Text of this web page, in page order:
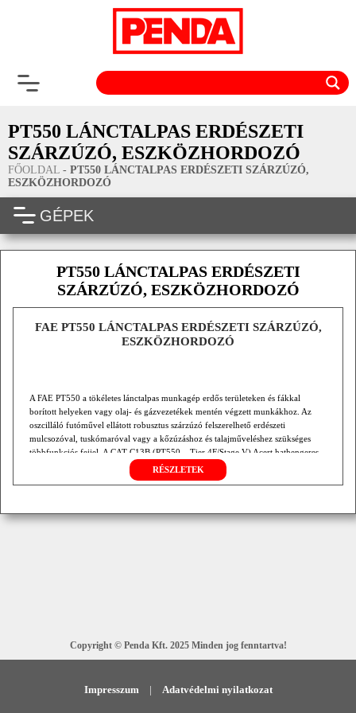
PT550 LÁNCTALPAS ERDÉSZETI
SZÁRZÚZÓ, ESZKÖZHORDOZÓ
FŐOLDAL - PT550 LÁNCTALPAS ERDÉSZETI SZÁRZÚZÓ,
ESZKÖZHORDOZÓ
GÉPEK
PT550 LÁNCTALPAS ERDÉSZETI
SZÁRZÚZÓ, ESZKÖZHORDOZÓ
FAE PT550 LÁNCTALPAS ERDÉSZETI SZÁRZÚZÓ,
ESZKÖZHORDOZÓ
A FAE PT550 a tökéletes lánctalpas munkagép erdős területeken és fákkal
borított helyeken vagy olaj- és gázvezetékek mentén végzett munkákhoz. Az
oszcilláló futóművel ellátott robusztus szárzúzó felszerelhető erdészeti
mulcsozóval, tuskómaróval vagy a kőzúzáshoz és talajműveléshez szükséges
többfunkciós fejjel. A CAT C13B (PT550 – Tier 4F/Stage V) Acert hathengeres
motor elképesztő teljesítményével laza, egyenetlen és mocsaras…
RÉSZLETEK
Copyright © Penda Kft. 2025 Minden jog fenntartva!
Impresszum | Adatvédelmi nyilatkozat